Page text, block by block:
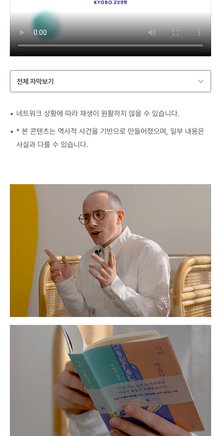
전체 자막보기
네트워크 상황에 따라 재생이 원활하지 않을 수 있습니다.
* 본 콘텐츠는 역사적 사건을 기반으로 만들어졌으며, 일부 내용은
사실과 다를 수 있습니다.